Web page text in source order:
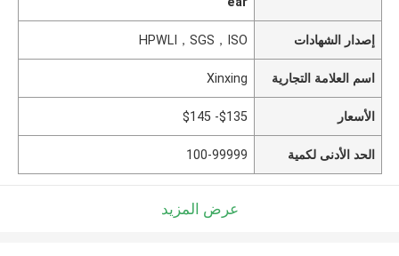
إصدار الشهادات HPWLI，SGS，ISO
اسم العلامة التجارية Xinxing
الأسعار $135- $145
الحد الأدنى لكمية 100-99999
عرض المزيد